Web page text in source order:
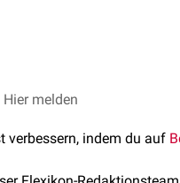
(
Hier melden
verbessern, indem du auf